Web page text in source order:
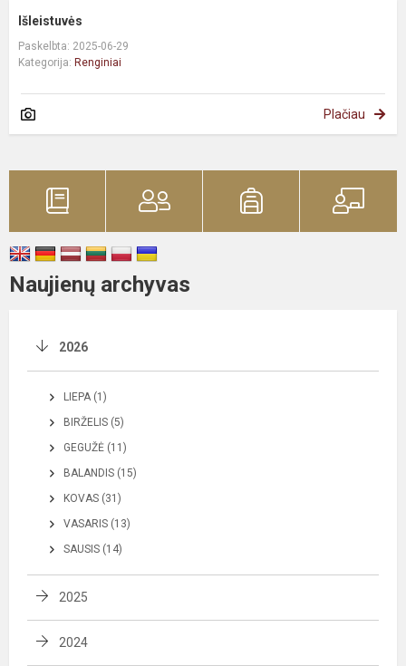
Išleistuvės
Paskelbta: 2025-06-29
Kategorija: Renginiai
Plačiau
Naujienų archyvas
2026
LIEPA (1)
BIRŽELIS (5)
GEGUŽĖ (11)
BALANDIS (15)
KOVAS (31)
VASARIS (13)
SAUSIS (14)
2025
2024